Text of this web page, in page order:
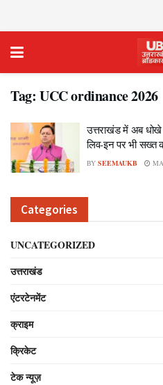
Tag: UCC ordinance 2026
उत्तराखंड में अब धोखे
लिव-इन पर भी सख्त
BY SEEMAUKB
Categories
UNCATEGORIZED
उत्तराखंड
एंटरटेनमेंट
क्राइम
क्रिकेट
टेक न्यूज़